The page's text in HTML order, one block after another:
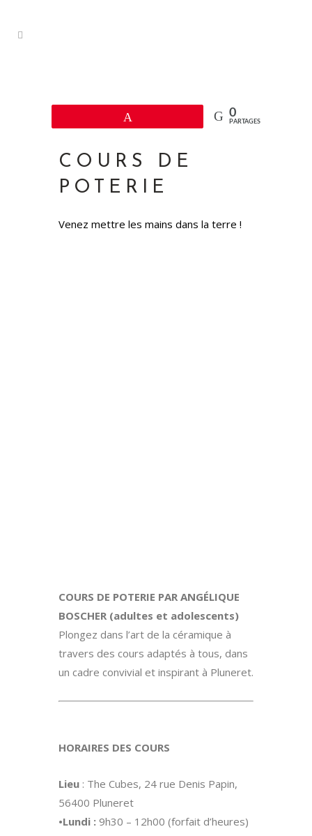
0
PARTAGES
COURS DE
POTERIE
Venez mettre les mains dans la terre !
COURS DE POTERIE PAR ANGÉLIQUE
BOSCHER (adultes et adolescents)
Plongez dans l’art de la céramique à
travers des cours adaptés à tous, dans
un cadre convivial et inspirant à Pluneret.
HORAIRES DES COURS
Lieu : The Cubes, 24 rue Denis Papin,
56400 Pluneret
•Lundi : 9h30 – 12h00 (forfait d’heures)